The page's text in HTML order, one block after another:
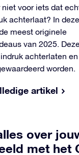
voor iets dat
achterlaat? In
meest originele
van 2025.
achterlaten
worden.
artikel
over
met het